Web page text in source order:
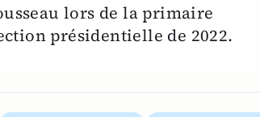
lors de la primaire
présidentielle de 2022.